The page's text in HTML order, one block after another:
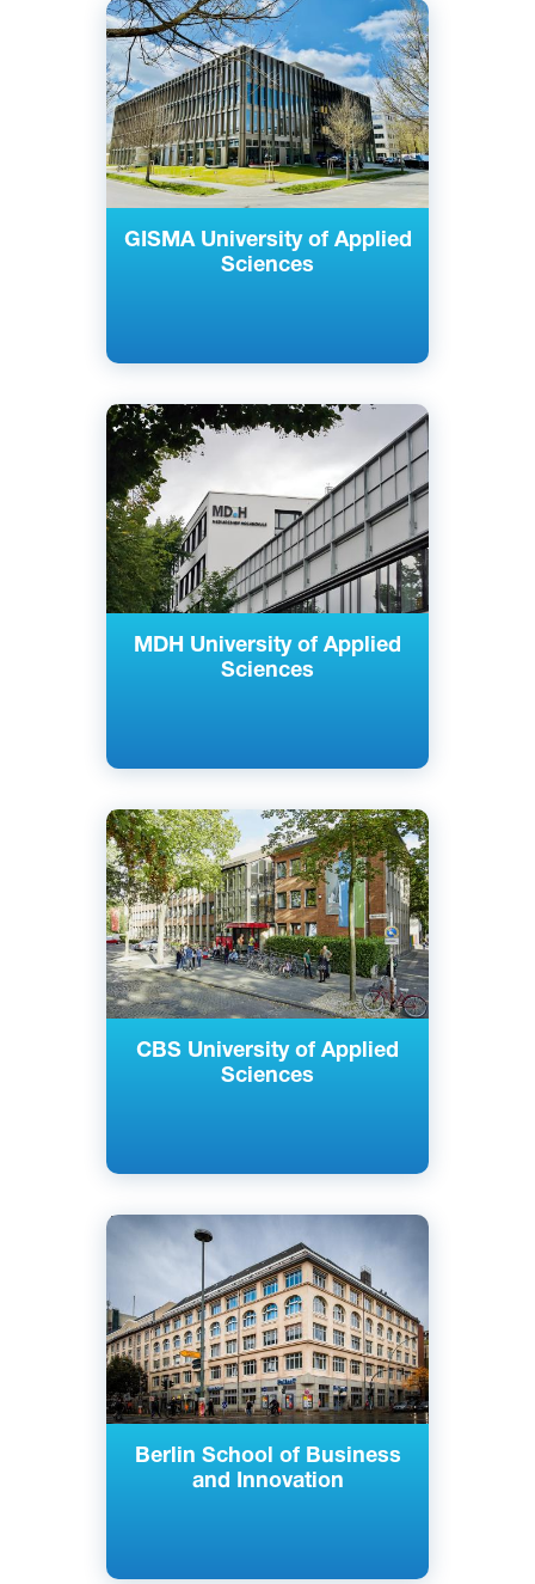
GISMA University of Applied
Sciences
Английский
Немецкий
Берлин, Потсдам, Германия
Частный
MDH University of Applied
Sciences
Английский
Немецкий
Берлин, Дюссельдорф, Мюнхен,
Германия
Частный
CBS University of Applied
Sciences
Английский
Немецкий
Кельн, Майнц, Берлин, Райне,
Гамбург, Росток, Нойс, Золинген,
Германия
Частный
Berlin School of Business
and Innovation
Английский
Берлин, Гамбург, Германия